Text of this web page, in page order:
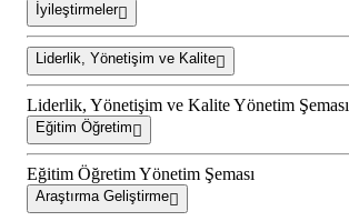
İyileştirmeler
Liderlik, Yönetişim ve Kalite
Liderlik, Yönetişim ve Kalite Yönetim Şeması
Eğitim Öğretim
Eğitim Öğretim Yönetim Şeması
Araştırma Geliştirme